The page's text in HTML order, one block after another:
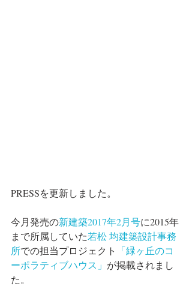
PRESSを更新しました。
今月発売の新建築2017年2月号に2015年
まで所属していた若松 均建築設計事務
所での担当プロジェクト
「緑ヶ丘のコ
ーポラティブハウス」 が掲載されまし
た。